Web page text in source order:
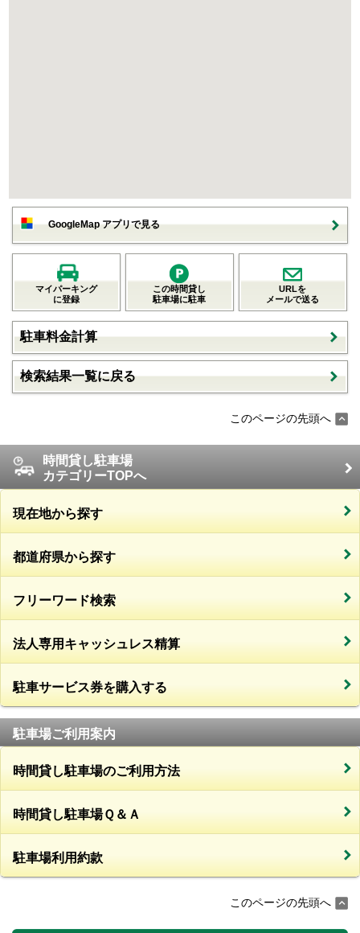
GoogleMap アプリで見る
マイパーキング
に登録
この時間貸し
駐車場に駐車
URLを
メールで送る
駐車料金計算
検索結果一覧に戻る
このページの先頭へ
時間貸し駐車場
カテゴリーTOPへ
現在地から探す
都道府県から探す
フリーワード検索
法人専用キャッシュレス精算
駐車サービス券を購入する
駐車場ご利用案内
時間貸し駐車場のご利用方法
時間貸し駐車場Ｑ＆Ａ
駐車場利用約款
このページの先頭へ